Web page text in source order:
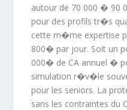
autour de 70 000 � 90
pour des profils tr�s
cette m�me expertise
800� par jour. Soit un
000� de CA annuel �
simulation r�v�le
pour les seniors. La
sans les contraintes du